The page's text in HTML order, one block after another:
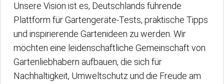
Unsere Vision ist es, Deutschlands führende
Plattform für Gartengeräte-Tests, praktische Tipps
und inspirierende Gartenideen zu werden. Wir
möchten eine leidenschaftliche Gemeinschaft von
Gartenliebhabern aufbauen, die sich für
Nachhaltigkeit, Umweltschutz und die Freude am